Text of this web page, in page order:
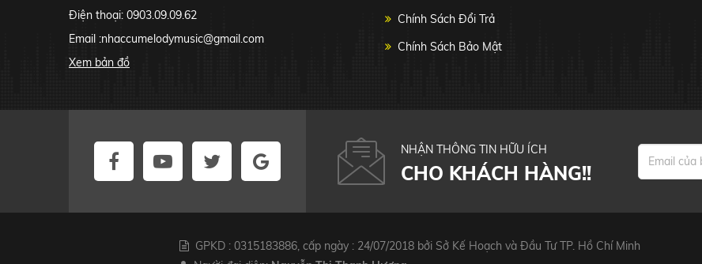
Điện thoại: 0903.09.09.62
Email :nhaccumelodymusic@gmail.com
Xem bản đồ
Chính Sách Đổi Trả
Chính Sách Bảo Mật
NHẬN THÔNG TIN HỮU ÍCH
CHO KHÁCH HÀNG!!
GPKD : 0315183886, cấp ngày : 24/07/2018 bởi Sở Kế Hoạch và Đầu Tư TP. Hồ Chí Minh